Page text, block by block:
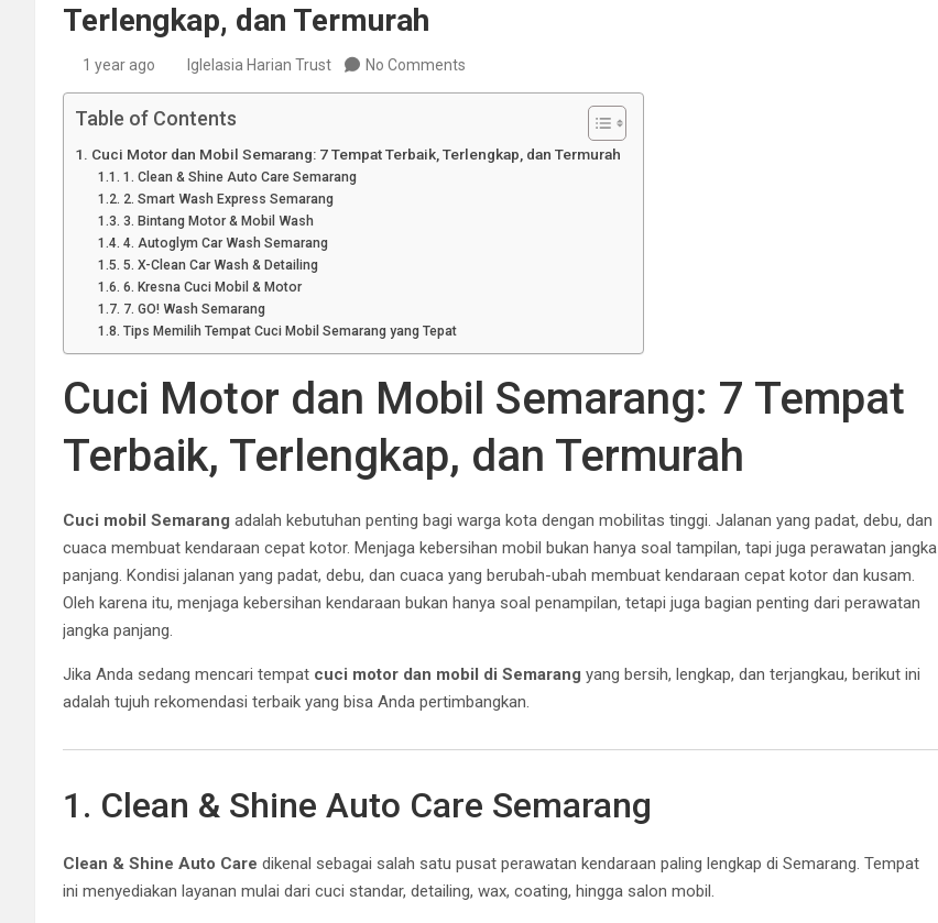
Terlengkap, dan Termurah
1 year ago Iglelasia Harian Trust No Comments
Table of Contents
Cuci Motor dan Mobil Semarang: 7 Tempat Terbaik, Terlengkap, dan Termurah
1. Clean & Shine Auto Care Semarang
2. Smart Wash Express Semarang
3. Bintang Motor & Mobil Wash
4. Autoglym Car Wash Semarang
5. X-Clean Car Wash & Detailing
6. Kresna Cuci Mobil & Motor
7. GO! Wash Semarang
Tips Memilih Tempat Cuci Mobil Semarang yang Tepat
Cuci Motor dan Mobil Semarang: 7 Tempat
Terbaik, Terlengkap, dan Termurah
Cuci mobil Semarang adalah kebutuhan penting bagi warga kota dengan mobilitas tinggi. Jalanan yang padat, debu, dan
cuaca membuat kendaraan cepat kotor. Menjaga kebersihan mobil bukan hanya soal tampilan, tapi juga perawatan jangka
panjang. Kondisi jalanan yang padat, debu, dan cuaca yang berubah-ubah membuat kendaraan cepat kotor dan kusam.
Oleh karena itu, menjaga kebersihan kendaraan bukan hanya soal penampilan, tetapi juga bagian penting dari perawatan
jangka panjang.
Jika Anda sedang mencari tempat cuci motor dan mobil di Semarang yang bersih, lengkap, dan terjangkau, berikut ini
adalah tujuh rekomendasi terbaik yang bisa Anda pertimbangkan.
1. Clean & Shine Auto Care Semarang
Clean & Shine Auto Care dikenal sebagai salah satu pusat perawatan kendaraan paling lengkap di Semarang. Tempat
ini menyediakan layanan mulai dari cuci standar, detailing, wax, coating, hingga salon mobil.